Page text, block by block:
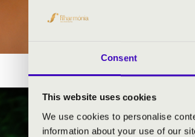
Consent
This website uses cookies
We use cookies to personalise
information about your use of our